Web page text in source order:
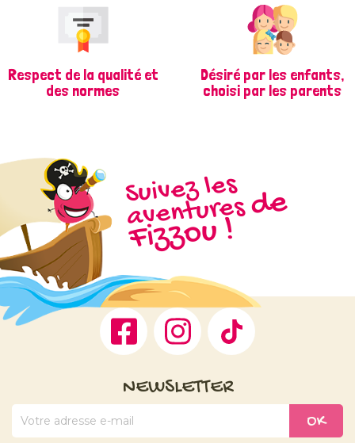
Respect de la qualité et
des normes
Désiré par les enfants,
choisi par les parents
Facebook Instagram
Suivez les
aventuresd
e
Fizz
ou !
NEWSLETTER